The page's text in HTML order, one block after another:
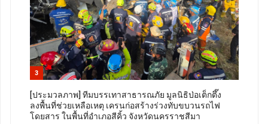
3
[ประมวลภาพ] ทีมบรรเทาสาธารณภัย มูลนิธิป่อเต็กตึ๊ง
ลงพื้นที่ช่วยเหลือเหตุ เครนก่อสร้างร่วงทับขบวนรถไฟ
โดยสาร ในพื้นที่อำเภอสีคิ้ว จังหวัดนครราชสีมา